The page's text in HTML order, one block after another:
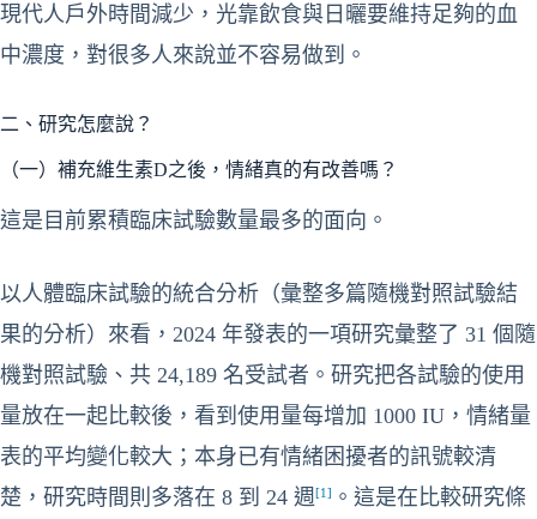
現代人戶外時間減少，光靠飲食與日曬要維持足夠的血
中濃度，對很多人來說並不容易做到。
二、研究怎麼說？
（一）補充維生素D之後，情緒真的有改善嗎？
這是目前累積臨床試驗數量最多的面向。
以人體臨床試驗的統合分析（彙整多篇隨機對照試驗結
果的分析）來看，2024 年發表的一項研究彙整了 31 個隨
機對照試驗、共 24,189 名受試者。研究把各試驗的使用
量放在一起比較後，看到使用量每增加 1000 IU，情緒量
表的平均變化較大；本身已有情緒困擾者的訊號較清
楚，研究時間則多落在 8 到 24 週[1] 。這是在比較研究條